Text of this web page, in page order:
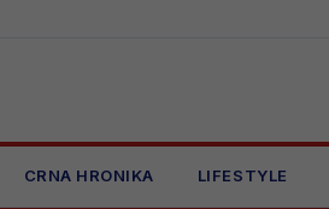
CRNA HRONIKA LIFESTYLE